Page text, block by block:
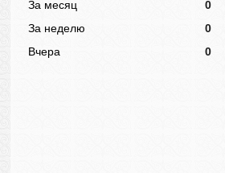
За месяц
0
За неделю
0
Вчера
0